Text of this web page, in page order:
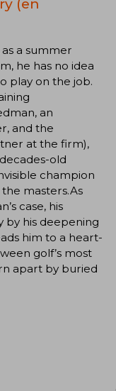
(en
a summer
he has no idea
play on the job.
an
and the
at the firm),
old
champion
masters.As
case, his
by his deepening
him to a heart-
golf’s most
apart by buried